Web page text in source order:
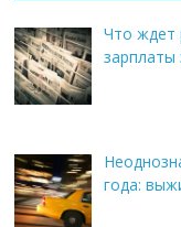
Что ждет
зарплаты
года: